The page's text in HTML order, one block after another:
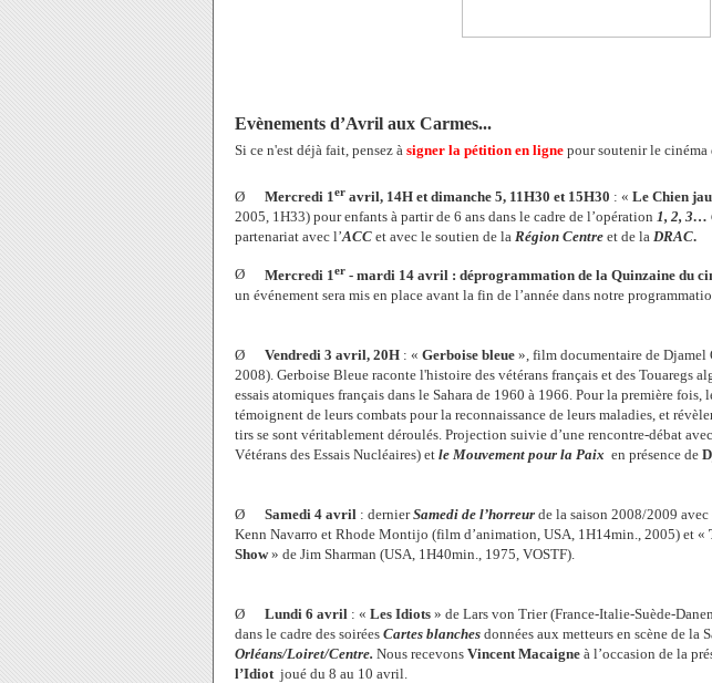
Evènements d’Avril aux Carmes...
Si ce n'est déjà fait, pensez à signer la pétition en ligne pour soutenir le cinéma
Ø Mercredi 1er avril, 14H et dimanche 5, 11H30 et 15H30 : « Le Chien
2005, 1H33) pour enfants à partir de 6 ans dans le cadre de l’opération 1, 2, 3…
partenariat avec l’ACC et avec le soutien de la Région Centre et de la DRAC.
Ø Mercredi 1er - mardi 14 avril : déprogrammation de la Quinzaine du
un événement sera mis en place avant la fin de l’année dans notre
Ø Vendredi 3 avril, 20H : « Gerboise bleue », film documentaire de Djamel
2008). Gerboise Bleue raconte l'histoire des vétérans français et des Touaregs
essais atomiques français dans le Sahara de 1960 à 1966. Pour la première fois,
témoignent de leurs combats pour la reconnaissance de leurs maladies, et
tirs se sont véritablement déroulés. Projection suivie d’une rencontre-débat
Vétérans des Essais Nucléaires) et le Mouvement pour la Paix en présence de
Ø Samedi 4 avril : dernierSamedi de l’horreur de la saison 2008/2009 avec
Kenn Navarro et Rhode Montijo (film d’animation, USA, 1H14min., 2005) et «
Show» de Jim Sharman (USA, 1H40min., 1975, VOSTF).
Ø Lundi 6 avril : « Les Idiots » de Lars von Trier (France-Italie-Suède-
dans le cadre des soirées Cartes blanches données aux metteurs en scène de la
Orléans/Loiret/Centre. Nous recevons Vincent Macaigne à l’occasion de la
l’Idiot joué du 8 au 10 avril.